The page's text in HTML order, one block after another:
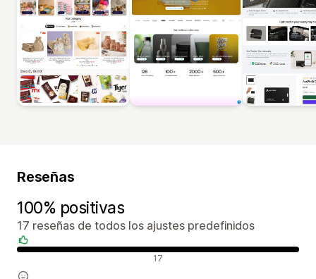
Reseñas
100% positivas
17 reseñas de todos los ajustes predefinidos
Reseñas positivas 17